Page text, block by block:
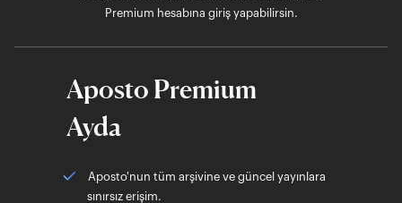
Premium hesabına giriş yapabilirsin.
Aposto Premium
Ayda
Aposto'nun tüm arşivine ve güncel yayınlara
sınırsız erişim.